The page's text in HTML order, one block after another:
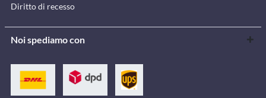
Diritto di recesso
Noi spediamo con